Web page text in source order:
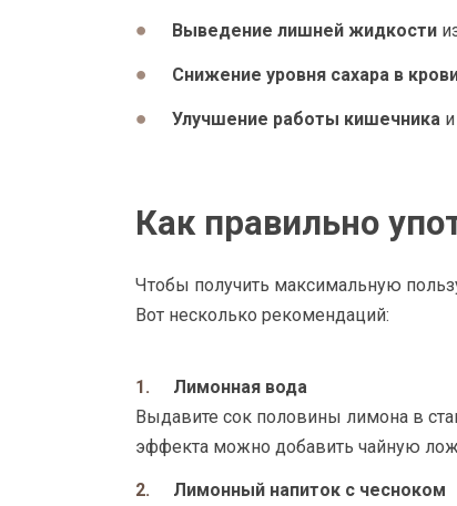
Выведение лишней жидкости
Снижение уровня сахара в
Улучшение работы кишечника
Как правильно
Чтобы получить максимальную
Вот несколько рекомендаций:
Лимонная вода
Выдавите сок половины лимона в
эффекта можно добавить чайную
Лимонный напиток с чесноком